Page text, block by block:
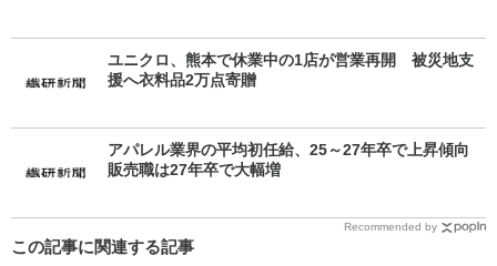
ユニクロ、熊本で休業中の1店が営業再開 被災地支
援へ衣料品2万点寄贈
アパレル業界の平均初任給、25～27年卒で上昇傾向
販売職は27年卒で大幅増
Recommended by
この記事に関連する記事